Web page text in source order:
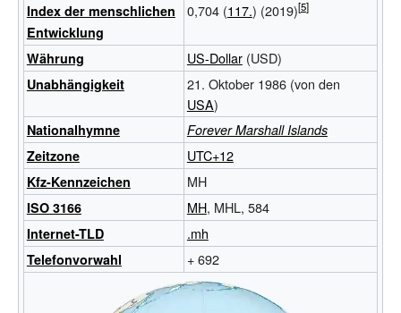
Index der menschlichen
Entwicklung
0,704(117.) (2019)
Währung US-Dollar(USD)
Unabhängigkeit
21. Oktober 1986 (von den
USA)
Nationalhymne
Forever Marshall Islands
Zeitzone
UTC+12
Kfz-Kennzeichen MH
ISO 3166 MH, MHL, 584
Internet-TLD .mh
Telefonvorwahl + 692